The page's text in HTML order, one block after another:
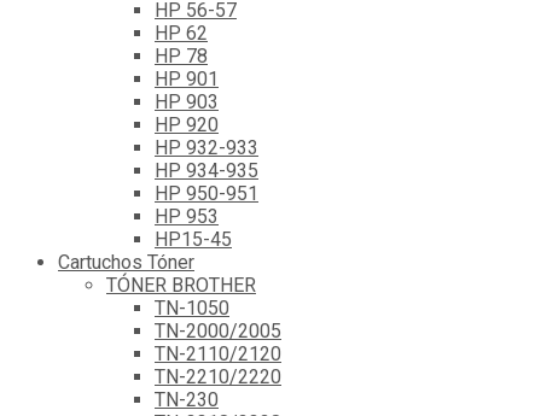
HP 56-57
HP 62
HP 78
HP 901
HP 903
HP 920
HP 932-933
HP 934-935
HP 950-951
HP 953
HP15-45
Cartuchos Tóner
TÓNER BROTHER
TN-1050
TN-2000/2005
TN-2110/2120
TN-2210/2220
TN-230